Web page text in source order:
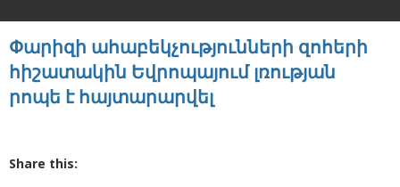
Փարիզի ահաբեկչությունների զոհերի
հիշատակին Եվրոպայում լռության
րոպե է հայտարարվել
Share this: